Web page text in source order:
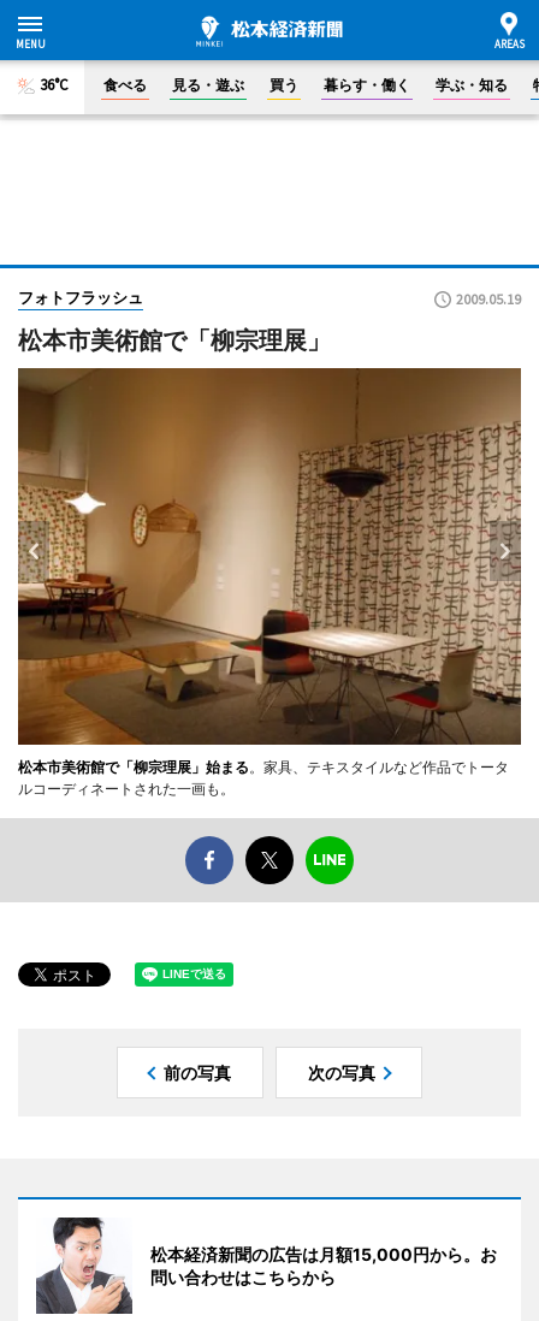
36°C 食べる 見る・遊ぶ 買う 暮らす・働く 学ぶ・知る
フォトフラッシュ 2009.05.19
松本市美術館で「柳宗理展」
松本市美術館で「柳宗理展」始まる。家具、テキスタイルなど作品でトータ
ルコーディネートされた一画も。
前の写真 次の写真
松本経済新聞の広告は月額15,000円から。お
問い合わせはこちらから